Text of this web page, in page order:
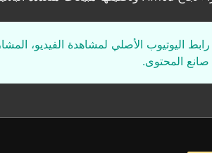
اليوتيوب الأصلي لمشاهدة الفيديو،
المحتوى.